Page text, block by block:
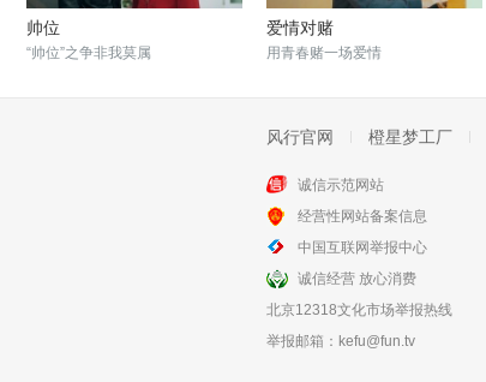
帅位
“帅位”之争非我莫属
爱情对赌
用青春赌一场爱情
何帅的爱情
风行官网 橙星梦工厂
诚信示范网站
经营性网站备案信息
中国互联网举报中心
诚信经营 放心消费
北京12318文化市场举报热线
举报邮箱： kefu@fun.tv